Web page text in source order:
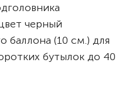
черный
баллона (10 см.) для
бутылок до 40